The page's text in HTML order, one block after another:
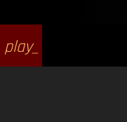
play_